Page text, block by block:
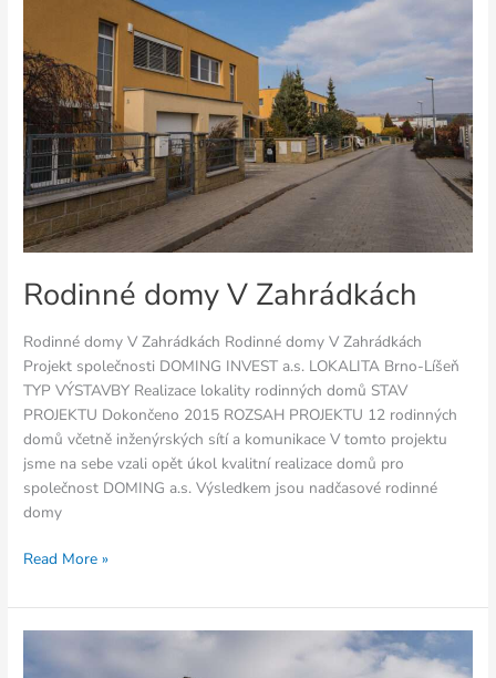
Rodinné domy V Zahrádkách
Rodinné domy V Zahrádkách Rodinné domy V Zahrádkách
Projekt společnosti DOMING INVEST a.s. LOKALITA Brno-Líšeň
TYP VÝSTAVBY Realizace lokality rodinných domů STAV
PROJEKTU Dokončeno 2015 ROZSAH PROJEKTU 12 rodinných
domů včetně inženýrských sítí a komunikace V tomto projektu
jsme na sebe vzali opět úkol kvalitní realizace domů pro
společnost DOMING a.s. Výsledkem jsou nadčasové rodinné
domy
Zahrádkách
Read More »
domy